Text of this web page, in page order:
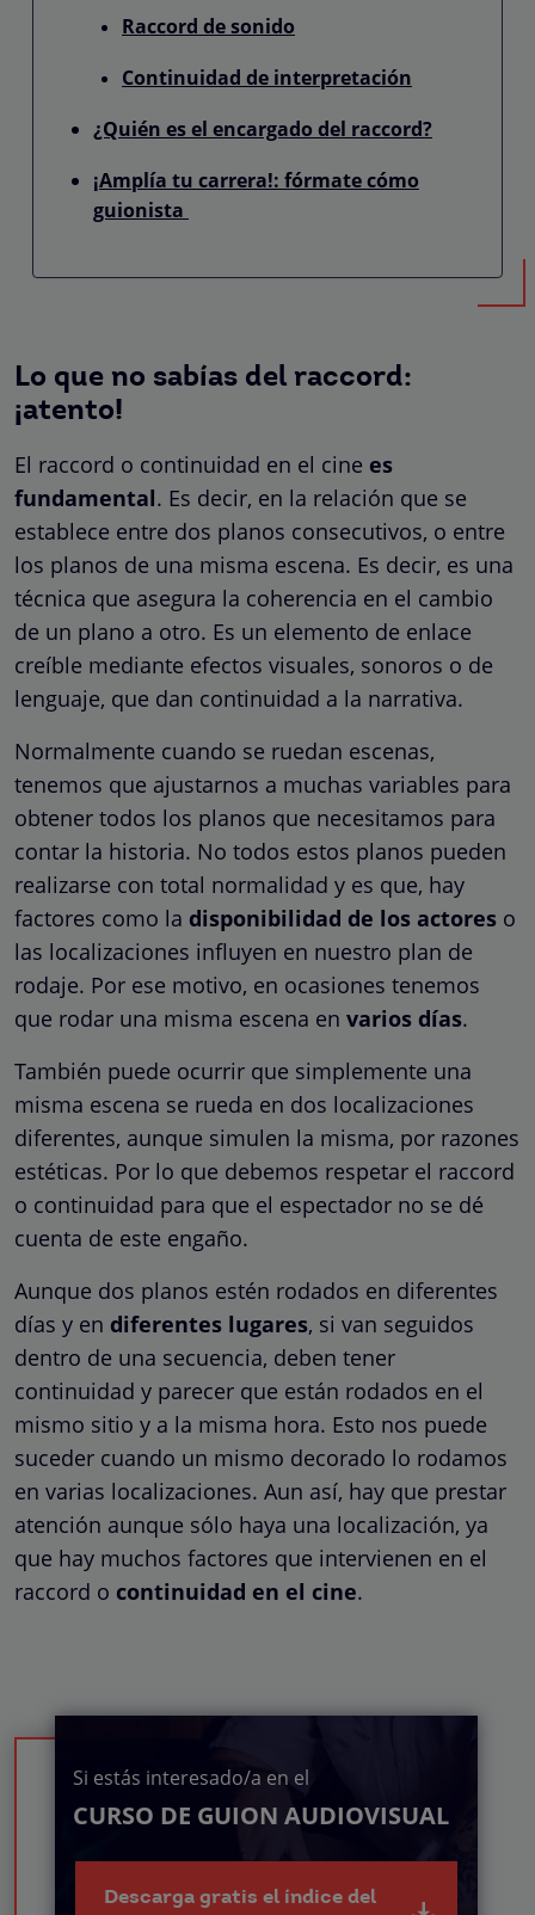
Raccord de sonido
Continuidad de interpretación
¿Quién es el encargado del raccord?
¡Amplía tu carrera!: fórmate cómo
guionista
Lo que no sabías del raccord:
¡atento!
El raccord o continuidad en el cine es
fundamental. Es decir, en la relación que se
establece entre dos planos consecutivos, o entre
los planos de una misma escena. Es decir, es una
técnica que asegura la coherencia en el cambio
de un plano a otro. Es un elemento de enlace
creíble mediante efectos visuales, sonoros o de
lenguaje, que dan continuidad a la narrativa.
Normalmente cuando se ruedan escenas,
tenemos que ajustarnos a muchas variables para
obtener todos los planos que necesitamos para
contar la historia. No todos estos planos pueden
realizarse con total normalidad y es que, hay
factores como la disponibilidad de los actores o
las localizaciones influyen en nuestro plan de
rodaje. Por ese motivo, en ocasiones tenemos
que rodar una misma escena en varios días.
También puede ocurrir que simplemente una
misma escena se rueda en dos localizaciones
diferentes, aunque simulen la misma, por razones
estéticas. Por lo que debemos respetar el raccord
o continuidad para que el espectador no se dé
cuenta de este engaño.
Aunque dos planos estén rodados en diferentes
días y en diferentes lugares, si van seguidos
dentro de una secuencia, deben tener
continuidad y parecer que están rodados en el
mismo sitio y a la misma hora. Esto nos puede
suceder cuando un mismo decorado lo rodamos
en varias localizaciones. Aun así, hay que prestar
atención aunque sólo haya una localización, ya
que hay muchos factores que intervienen en el
raccord o continuidad en el cine.
Si estás interesado/a en el
CURSO DE GUION AUDIOVISUAL
Descarga gratis el índice del